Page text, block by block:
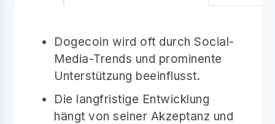
Dogecoin wird oft durch Social-
Media-Trends und prominente
Unterstützung beeinflusst.
Die langfristige Entwicklung
hängt von seiner Akzeptanz und